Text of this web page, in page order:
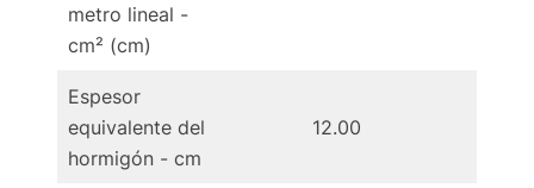
metro lineal -
cm² (cm)
Espesor
equivalente del
hormigón - cm
12.00